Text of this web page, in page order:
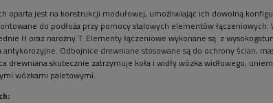
oparta jest na konstrukcji modułowej, umożliwiając ich dowolną
do podłoża przy pomocy stalowych elementów
H oraz narożny T. Elementy łączeniowe wykonane są z
Odbojnice drewniane stosowane są do ochrony ścian,
drewniana skutecznie zatrzymuje koła i widły wózka widłowego,
wózkami paletowymi.